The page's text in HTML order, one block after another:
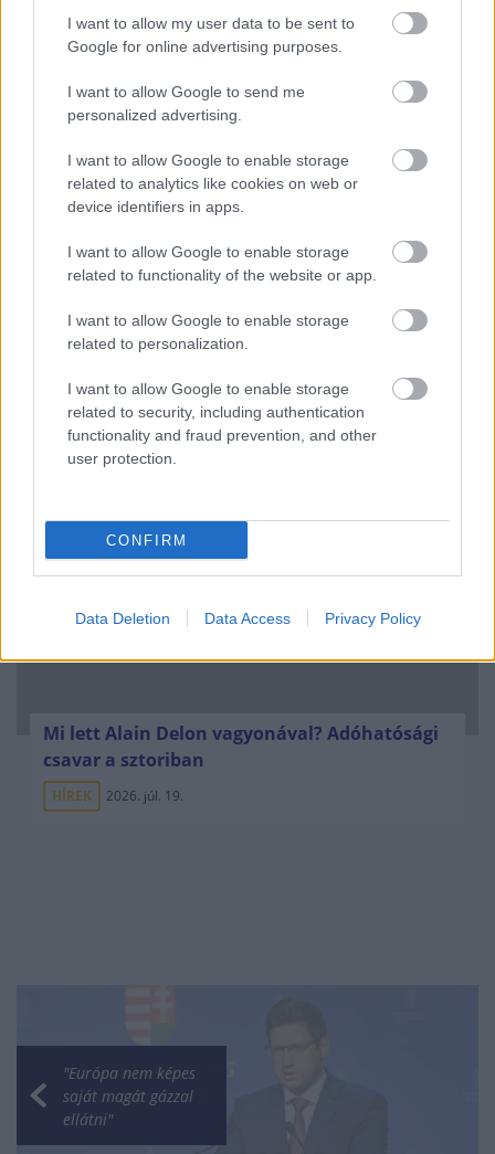
I want to allow my user data to be sent to
Google for online advertising purposes.
I want to allow Google to send me
personalized advertising.
I want to allow Google to enable storage
related to analytics like cookies on web or
device identifiers in apps.
I want to allow Google to enable storage
related to functionality of the website or app.
I want to allow Google to enable storage
related to personalization.
I want to allow Google to enable storage
related to security, including authentication
functionality and fraud prevention, and other
user protection.
CONFIRM
Data Deletion Data Access Privacy Policy
Uniós források: íme a teendők, amelyek a
ELEMZÉSEK 2026. júl. 20.
legdrágábbja volt az amerikai foci vb -
gyorsmérleg
HÍREK 2026. júl. 20.
Mi lett Alain Delon vagyonával? Adóhatósági
csavar a sztoriban
HÍREK 2026. júl. 19.
"Európa nem képes
saját magát gázzal
ellátni"